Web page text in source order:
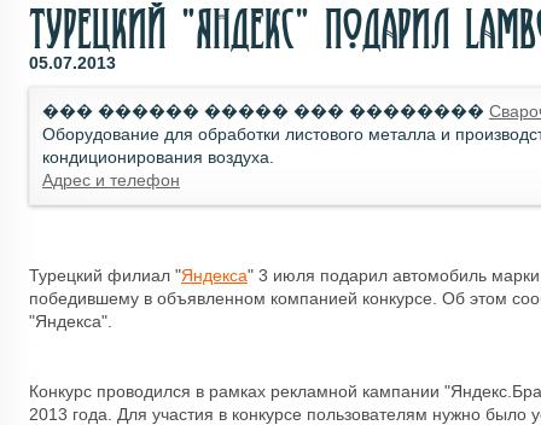
Турецкий "Яндекс" подарил
05.07.2013
��� ������ ����� ��� ��������
Оборудование для обработки листового металла и
кондиционирования воздуха.
Адрес и телефон
Турецкий филиал "Яндекса" 3 июля подарил автомобиль
победившему в объявленном компанией конкурсе. Об этом
"Яндекса".
Конкурс проводился в рамках рекламной кампании
2013 года. Для участия в конкурсе пользователям нужно было